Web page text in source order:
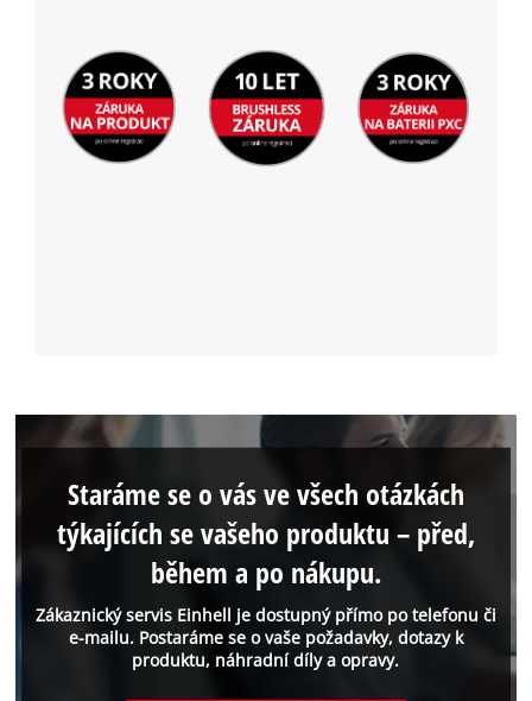
Zákaznický servis Einhell je dostupný přímo po telefonu či
e-mailu. Postaráme se o vaše požadavky, dotazy k
produktu, náhradní díly a opravy.
Staráme se o vás ve všech otázkách
týkajících se vašeho produktu – před,
během a po nákupu.